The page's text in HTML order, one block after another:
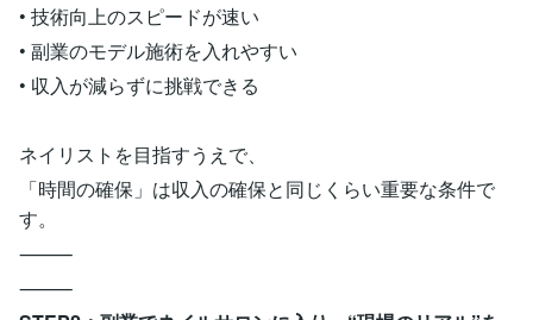
• 技術向上のスピードが速い
• 副業のモデル施術を入れやすい
• 収入が減らずに挑戦できる
ネイリストを目指すうえで、
「時間の確保」は収入の確保と同じくらい重要な条件で
す。
⸻
⸻